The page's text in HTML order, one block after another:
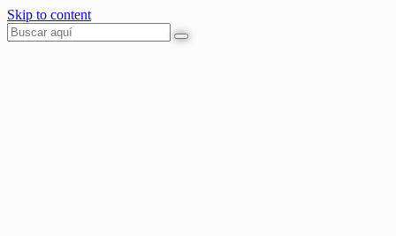
Skip to content